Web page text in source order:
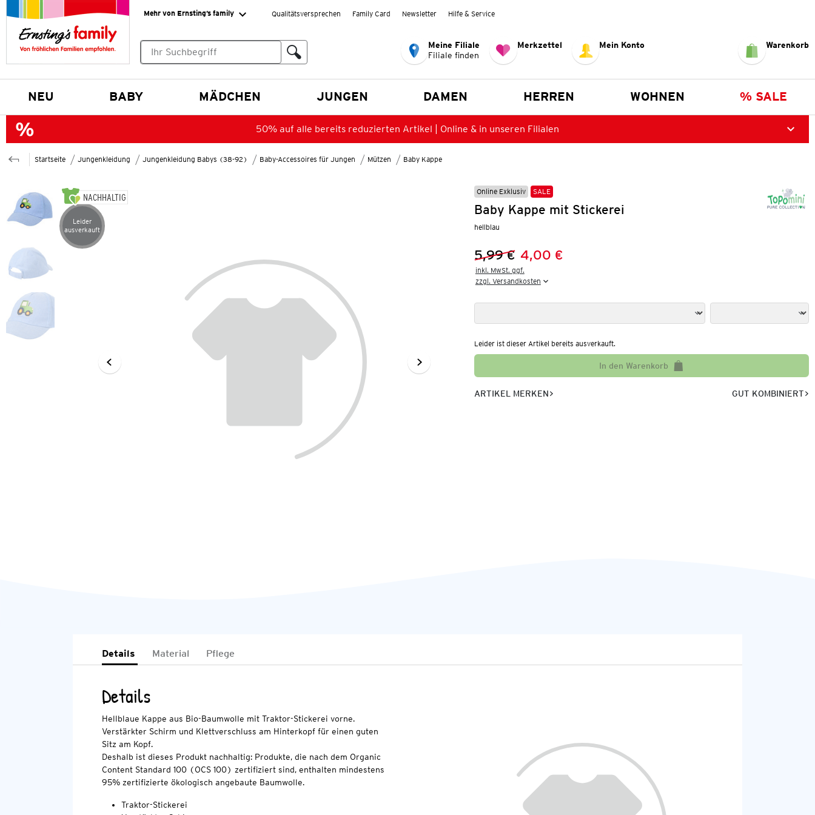
Mehr von Ernsting’s family Qualitätsversprechen Family Card Newsletter Hilfe & Service
Meine Filiale
Filiale finden
Merkzettel Mein Konto Warenkorb
NEU BABY MÄDCHEN JUNGEN DAMEN HERREN WOHNEN % SALE
50% auf alle bereits reduzierten Artikel | Online & in unseren Filialen
Startseite Jungenkleidung Jungenkleidung Babys (38-92) Baby-Accessoires für Jungen Mützen Baby Kappe
NACHHALTIG
Artikel leider ausverkauft
Leider
ausverkauft
Online Exklusiv SALE
Baby Kappe mit Stickerei
hellblau
Vorheriger Preis:
5,99 €
Neuer Preis:
4,00 €
inkl. MwSt. ggf.
zzgl. Versandkosten
Leider ist dieser Artikel bereits ausverkauft.
In den Warenkorb
ARTIKEL MERKEN GUT KOMBINIERT
Details Material Pflege
Details
Hellblaue Kappe aus Bio-Baumwolle mit Traktor-Stickerei vorne.
Verstärkter Schirm und Klettverschluss am Hinterkopf für einen guten
Sitz am Kopf.
Deshalb ist dieses Produkt nachhaltig: Produkte, die nach dem Organic
Content Standard 100 (OCS 100) zertifiziert sind, enthalten mindestens
95% zertifizierte ökologisch angebaute Baumwolle.
Traktor-Stickerei